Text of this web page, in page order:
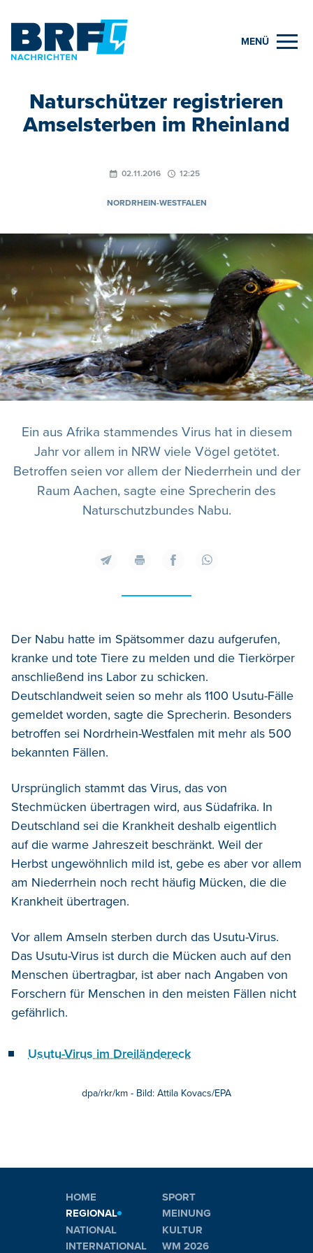
MENÜ
Naturschützer registrieren
Amselsterben im Rheinland
02.11.2016 12:25
NORDRHEIN-WESTFALEN
Ein aus Afrika stammendes Virus hat in diesem
Jahr vor allem in NRW viele Vögel getötet.
Betroffen seien vor allem der Niederrhein und der
Raum Aachen, sagte eine Sprecherin des
Naturschutzbundes Nabu.
Der Nabu hatte im Spätsommer dazu aufgerufen,
kranke und tote Tiere zu melden und die Tierkörper
anschließend ins Labor zu schicken.
Deutschlandweit seien so mehr als 1100 Usutu-Fälle
gemeldet worden, sagte die Sprecherin. Besonders
betroffen sei Nordrhein-Westfalen mit mehr als 500
bekannten Fällen.
Ursprünglich stammt das Virus, das von
Stechmücken übertragen wird, aus Südafrika. In
Deutschland sei die Krankheit deshalb eigentlich
auf die warme Jahreszeit beschränkt. Weil der
Herbst ungewöhnlich mild ist, gebe es aber vor allem
am Niederrhein noch recht häufig Mücken, die die
Krankheit übertragen.
Vor allem Amseln sterben durch das Usutu-Virus.
Das Usutu-Virus ist durch die Mücken auch auf den
Menschen übertragbar, ist aber nach Angaben von
Forschern für Menschen in den meisten Fällen nicht
gefährlich.
Usutu-Virus im Dreiländereck
dpa/rkr/km - Bild: Attila Kovacs/EPA
HOME
REGIONAL
NATIONAL
INTERNATIONAL
SPORT
MEINUNG
KULTUR
WM 2026